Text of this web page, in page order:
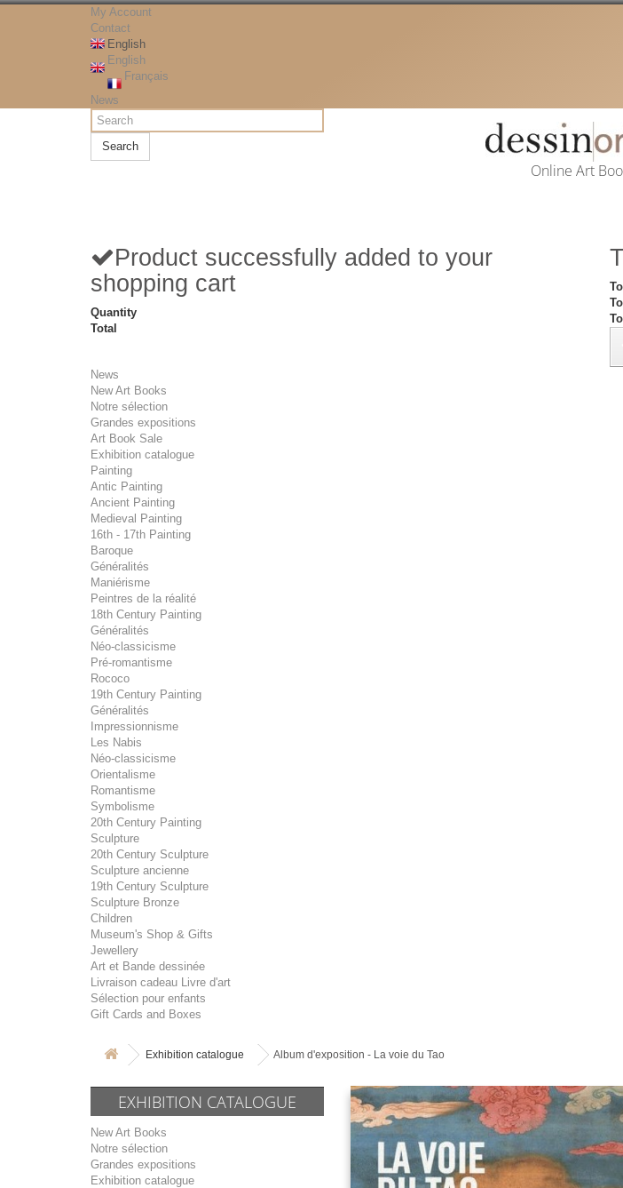
My Account
Contact
English
English
Français
News
Search
Online Art
Product successfully added to your
shopping cart
Quantity
Total
News
New Art Books
Notre sélection
Grandes expositions
Art Book Sale
Exhibition catalogue
Painting
Antic Painting
Ancient Painting
Medieval Painting
16th - 17th Painting
Baroque
Généralités
Maniérisme
Peintres de la réalité
18th Century Painting
Généralités
Néo-classicisme
Pré-romantisme
Rococo
19th Century Painting
Généralités
Impressionnisme
Les Nabis
Néo-classicisme
Orientalisme
Romantisme
Symbolisme
20th Century Painting
Sculpture
20th Century Sculpture
Sculpture ancienne
19th Century Sculpture
Sculpture Bronze
Children
Museum's Shop & Gifts
Jewellery
Art et Bande dessinée
Livraison cadeau Livre d'art
Sélection pour enfants
Gift Cards and Boxes
Exhibition catalogue Album d'exposition - La voie du Tao
EXHIBITION CATALOGUE
New Art Books
Notre sélection
Grandes expositions
Exhibition catalogue